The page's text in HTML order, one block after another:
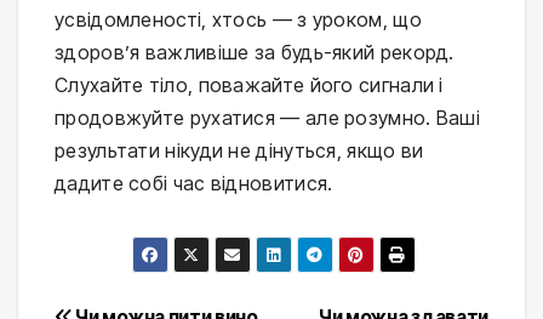
усвідомленості, хтось — з уроком, що
здоров’я важливіше за будь-який рекорд.
Слухайте тіло, поважайте його сигнали і
продовжуйте рухатися — але розумно. Ваші
результати нікуди не дінуться, якщо ви
дадите собі час відновитися.